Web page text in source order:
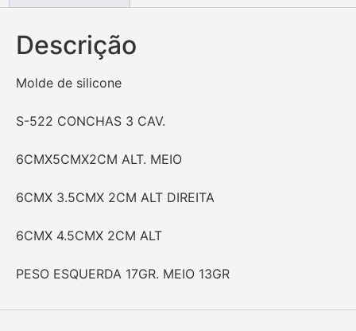
Descrição
Molde de silicone
S-522 CONCHAS 3 CAV.
6CMX5CMX2CM ALT. MEIO
6CMX 3.5CMX 2CM ALT DIREITA
6CMX 4.5CMX 2CM ALT
PESO ESQUERDA 17GR. MEIO 13GR